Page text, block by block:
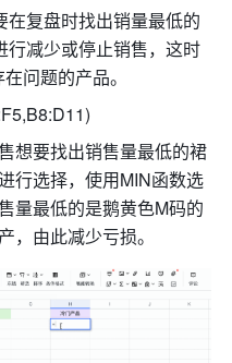
复盘时找出销量最低的
行减少或停止销售，这时
问题的产品。
想要找出销售量最低的裙
行选择，使用MIN函数选
量最低的是鹅黄色M码的
，由此减少亏损。